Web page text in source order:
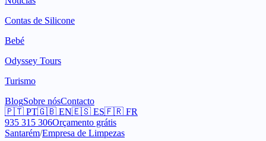
Contas de Silicone
Bebé
Odyssey Tours
Turismo
BlogSobre nósContacto
🇵🇹 PT🇬🇧 EN🇪🇸 ES🇫🇷 FR
935 315 306Orçamento grátis
Santarém/Empresa de Limpezas